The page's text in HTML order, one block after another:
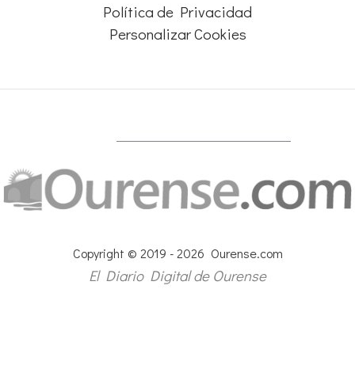
Política de Privacidad
Personalizar Cookies
Copyright © 2019 - 2026 Ourense.com
El Diario Digital de Ourense